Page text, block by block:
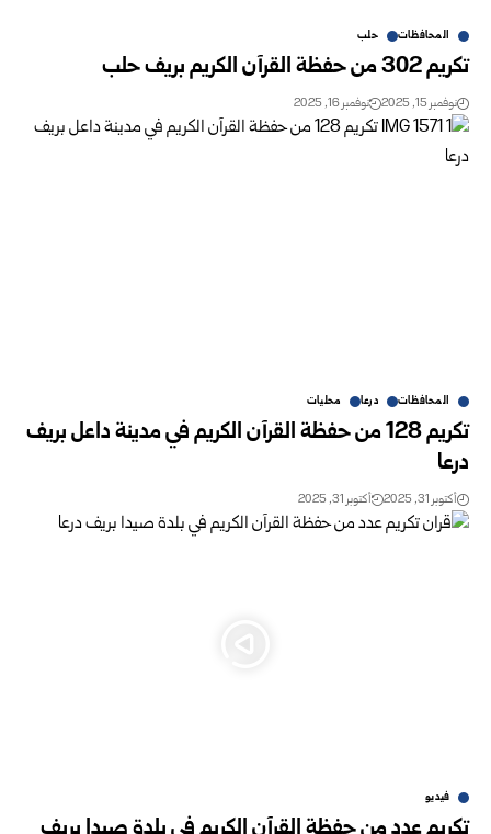
المحافظات حلب
تكريم 302 من حفظة القرآن الكريم بريف حلب
نوفمبر 15, 2025 نوفمبر 16, 2025
المحافظات درعا محليات
تكريم 128 من حفظة القرآن الكريم في مدينة داعل بريف
درعا
أكتوبر 31, 2025 أكتوبر 31, 2025
فيديو